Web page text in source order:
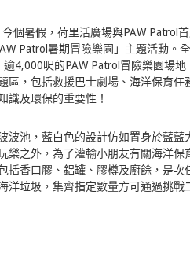
今個暑假，荷里活廣場與PAW Patrol
Patrol暑期冒險樂園」主題活動。
4,000呎的PAW Patrol冒險樂園場
區，包括救援巴士劇場、海洋保育
識及環保的重要性！
波池，藍白色的設計仿如置身於藍
樂之外，為了灌輸小朋友有關海洋
括香口膠、鋁罐、膠樽及廚餘，是次
洋垃圾，集齊指定數量方可通過挑戰